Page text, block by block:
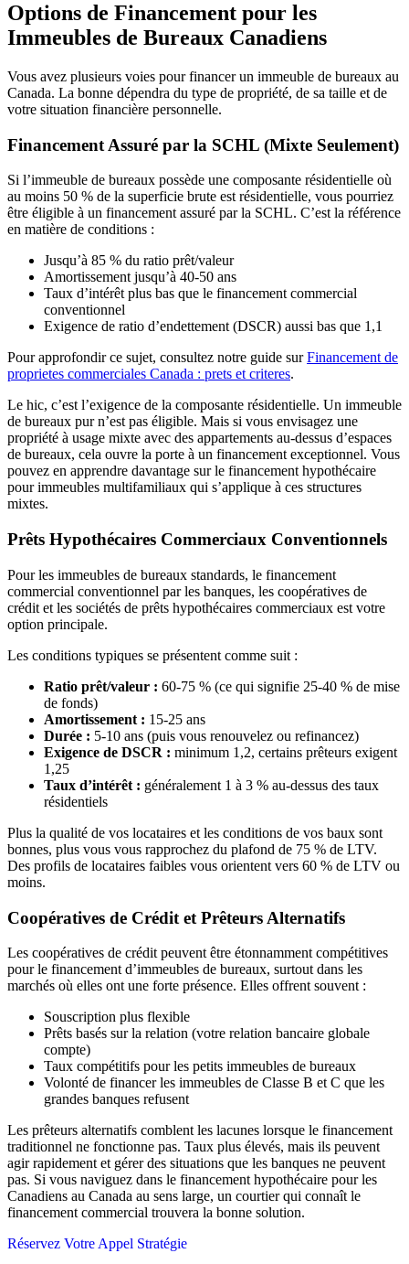
Options de Financement pour les
Immeubles de Bureaux Canadiens
Vous avez plusieurs voies pour financer un immeuble de bureaux au
Canada. La bonne dépendra du type de propriété, de sa taille et de
votre situation financière personnelle.
Financement Assuré par la SCHL (Mixte Seulement)
Si l’immeuble de bureaux possède une composante résidentielle où
au moins 50 % de la superficie brute est résidentielle, vous pourriez
être éligible à un financement assuré par la SCHL. C’est la référence
en matière de conditions :
Jusqu’à 85 % du ratio prêt/valeur
Amortissement jusqu’à 40-50 ans
Taux d’intérêt plus bas que le financement commercial
conventionnel
Exigence de ratio d’endettement (DSCR) aussi bas que 1,1
Pour approfondir ce sujet, consultez notre guide surFinancement de
proprietes commerciales Canada : prets et criteres.
Le hic, c’est l’exigence de la composante résidentielle. Un immeuble
de bureaux pur n’est pas éligible. Mais si vous envisagez une
propriété à usage mixte avec des appartements au-dessus d’espaces
de bureaux, cela ouvre la porte à un financement exceptionnel. Vous
pouvez en apprendre davantage sur le financement hypothécaire
pour immeubles multifamiliaux qui s’applique à ces structures
mixtes.
Prêts Hypothécaires Commerciaux Conventionnels
Pour les immeubles de bureaux standards, le financement
commercial conventionnel par les banques, les coopératives de
crédit et les sociétés de prêts hypothécaires commerciaux est votre
option principale.
Les conditions typiques se présentent comme suit :
Ratio prêt/valeur : 60-75 % (ce qui signifie 25-40 % de mise
de fonds)
Amortissement : 15-25 ans
Durée : 5-10 ans (puis vous renouvelez ou refinancez)
Exigence de DSCR : minimum 1,2, certains prêteurs exigent
1,25
Taux d’intérêt : généralement 1 à 3 % au-dessus des taux
résidentiels
Plus la qualité de vos locataires et les conditions de vos baux sont
bonnes, plus vous vous rapprochez du plafond de 75 % de LTV.
Des profils de locataires faibles vous orientent vers 60 % de LTV ou
moins.
Coopératives de Crédit et Prêteurs Alternatifs
Les coopératives de crédit peuvent être étonnamment compétitives
pour le financement d’immeubles de bureaux, surtout dans les
marchés où elles ont une forte présence. Elles offrent souvent :
Souscription plus flexible
Prêts basés sur la relation (votre relation bancaire globale
compte)
Taux compétitifs pour les petits immeubles de bureaux
Volonté de financer les immeubles de Classe B et C que les
grandes banques refusent
Les prêteurs alternatifs comblent les lacunes lorsque le financement
traditionnel ne fonctionne pas. Taux plus élevés, mais ils peuvent
agir rapidement et gérer des situations que les banques ne peuvent
pas. Si vous naviguez dans le financement hypothécaire pour les
Canadiens au Canada au sens large, un courtier qui connaît le
financement commercial trouvera la bonne solution.
Réservez Votre Appel Stratégie